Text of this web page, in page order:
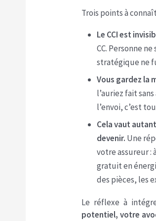
Trois points à
Le CCI est
CC. Personne
stratégique ne
Vous gardez la
l’auriez fait
l’envoi, c’est
Cela vaut
devenir. Une
votre assureur :
gratuit en
des pièces, les
Le réflexe à
potentiel, votre